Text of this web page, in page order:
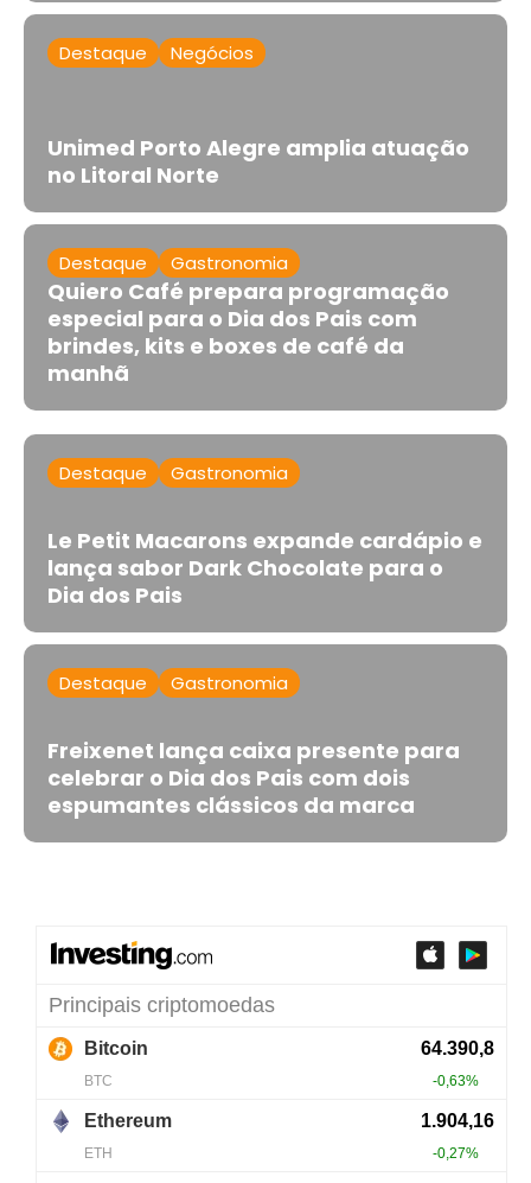
Destaque Negócios
Unimed Porto Alegre amplia atuação
no Litoral Norte
Destaque Gastronomia
Quiero Café prepara programação
especial para o Dia dos Pais com
brindes, kits e boxes de café da
manhã
Destaque Gastronomia
Le Petit Macarons expande cardápio e
lança sabor Dark Chocolate para o
Dia dos Pais
Destaque Gastronomia
Freixenet lança caixa presente para
celebrar o Dia dos Pais com dois
espumantes clássicos da marca